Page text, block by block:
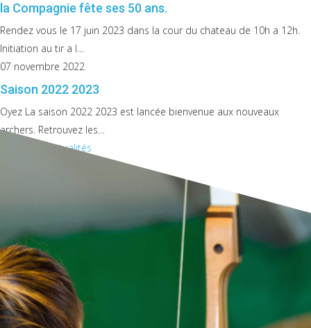
la Compagnie fête ses 50 ans.
Rendez vous le 17 juin 2023 dans la cour du chateau de 10h a 12h.
Initiation au tir a l…
07 novembre 2022
Saison 2022 2023
Oyez La saison 2022 2023 est lancée bienvenue aux nouveaux
archers. Retrouvez les…
Toutes les actualités